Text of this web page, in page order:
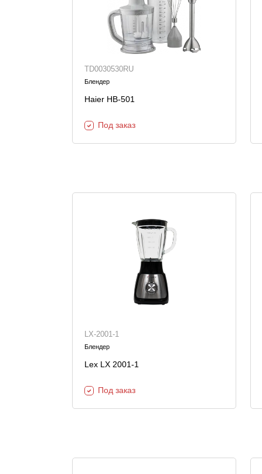
TD0030530RU
Блендер
Haier HB-501
Под заказ
LX-2001-1
Блендер
Lex LX 2001-1
Под заказ